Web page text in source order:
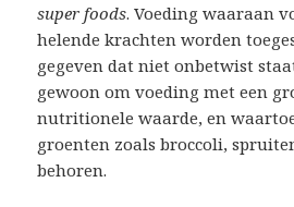
super foods. Voeding waaraan
helende krachten worden
gegeven dat niet onbetwist
gewoon om voeding met een
nutritionele waarde, en
groenten zoals broccoli,
behoren.